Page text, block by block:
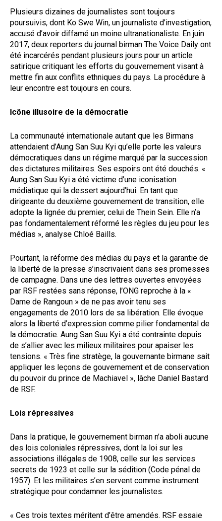
Plusieurs dizaines de journalistes sont toujours
poursuivis, dont Ko Swe Win, un journaliste d’investigation,
accusé d’avoir diffamé un moine ultranationaliste. En juin
2017, deux reporters du journal birman The Voice Daily ont
été incarcérés pendant plusieurs jours pour un article
satirique critiquant les efforts du gouvernement visant à
mettre fin aux conflits ethniques du pays. La procédure à
leur encontre est toujours en cours.
Icône illusoire de la démocratie
La communauté internationale autant que les Birmans
attendaient d’Aung San Suu Kyi qu’elle porte les valeurs
démocratiques dans un régime marqué par la succession
des dictatures militaires. Ses espoirs ont été douchés. «
Aung San Suu Kyi a été victime d’une iconisation
médiatique qui la dessert aujourd’hui. En tant que
dirigeante du deuxième gouvernement de transition, elle
adopte la lignée du premier, celui de Thein Sein. Elle n’a
pas fondamentalement réformé les règles du jeu pour les
médias », analyse Chloé Baills.
Pourtant, la réforme des médias du pays et la garantie de
la liberté de la presse s’inscrivaient dans ses promesses
de campagne. Dans une des lettres ouvertes envoyées
par RSF restées sans réponse, l’ONG reproche à la «
Dame de Rangoun » de ne pas avoir tenu ses
engagements de 2010 lors de sa libération. Elle évoque
alors la liberté d’expression comme pilier fondamental de
la démocratie. Aung San Suu Kyi a été contrainte depuis
de s’allier avec les milieux militaires pour apaiser les
tensions. « Très fine stratège, la gouvernante birmane sait
appliquer les leçons de gouvernement et de conservation
du pouvoir du prince de Machiavel », lâche Daniel Bastard
de RSF.
Lois répressives
Dans la pratique, le gouvernement birman n’a aboli aucune
des lois coloniales répressives, dont la loi sur les
associations illégales de 1908, celle sur les services
secrets de 1923 et celle sur la sédition (Code pénal de
1957). Et les militaires s’en servent comme instrument
stratégique pour condamner les journalistes.
« Ces trois textes méritent d’être amendés. RSF essaie